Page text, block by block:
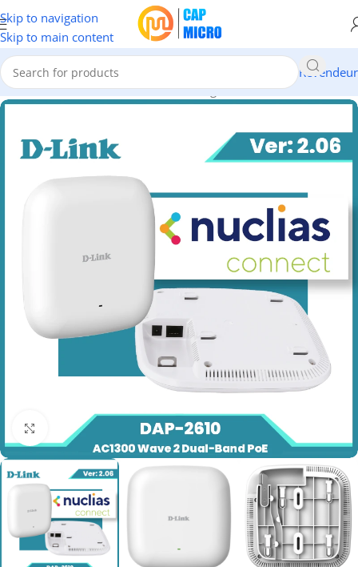
Skip to navigation
Skip to main content
Revendeur
Accueil/RESEAUX/Points d'accès & Range Extenders
Click to enlarge